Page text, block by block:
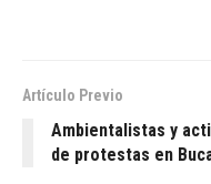
Artículo Previo
Ambientalistas y
de protestas en